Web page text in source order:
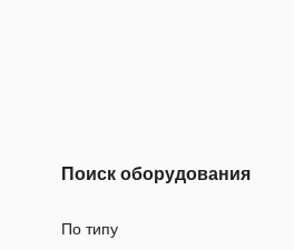
Поиск оборудования
По типу